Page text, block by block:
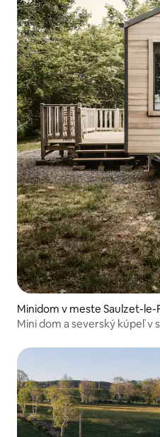
Minidom v meste Saulzet-le-
Mini dom a severský kúpeľ v